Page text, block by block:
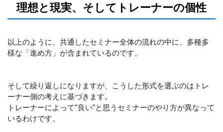
理想と現実、そしてトレーナーの個性
以上のように、共通したセミナー全体の流れの中に、多種多
様な「進め方」が含まれているのです。
そして繰り返しになりますが、こうした形式を選ぶのはトレ
ーナー側の考えに基づきます。
トレーナーによって“良い”と思うセミナーのやり方が異なって
いるわけです。